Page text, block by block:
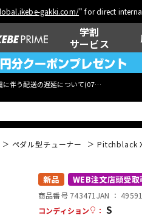
gakki.com/" for direct
学割
サービス
に伴う配送の遅延について(07月29日
ウクレレ
ペダル型チューナー Pitchblack
新品 WEB注文店頭受取
商品番号 743471 JAN ：
コンディション
： S